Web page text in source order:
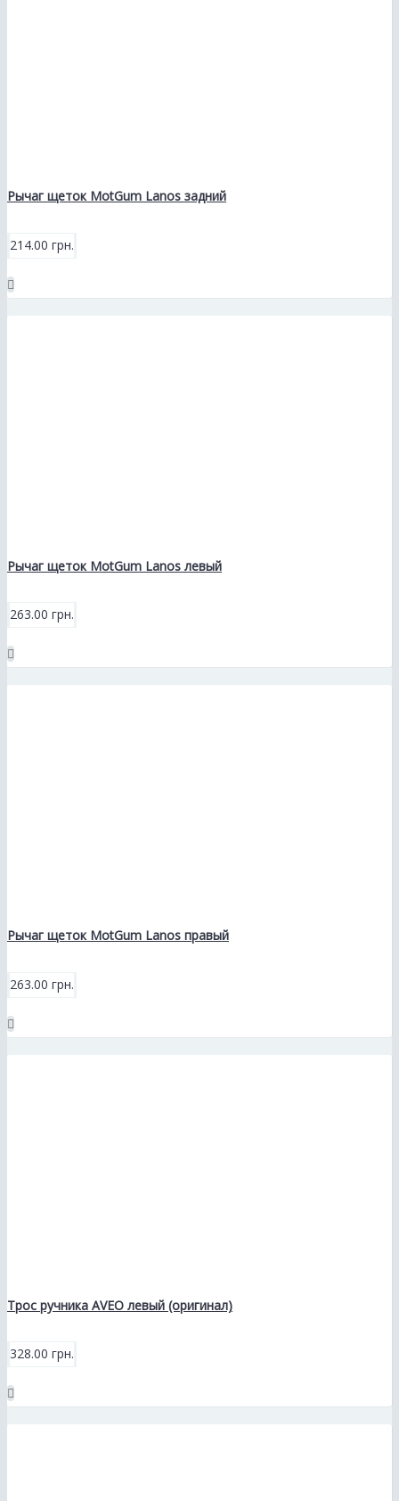
Рычаг щеток MotGum Lanos задний
214.00 грн.
Рычаг щеток MotGum Lanos левый
263.00 грн.
Рычаг щеток MotGum Lanos правый
263.00 грн.
Трос ручника AVEO левый (оригинал)
328.00 грн.